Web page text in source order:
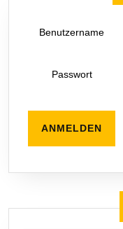
Benutzername
Passwort